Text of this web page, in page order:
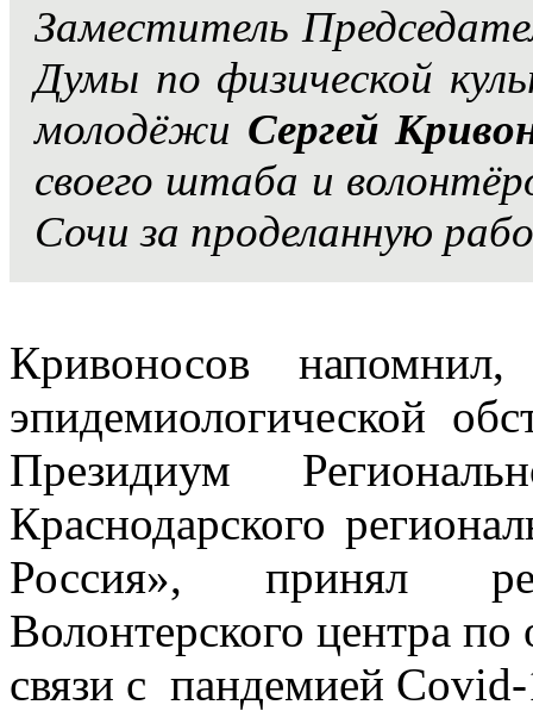
Заместитель
Думы по физической
молодёжи Сергей
своего штаба и
Сочи за проделанную
Кривоносов
эпидемиологической
Президиум
Краснодарского
Россия», принял
Волонтерского центра
связи с пандемией